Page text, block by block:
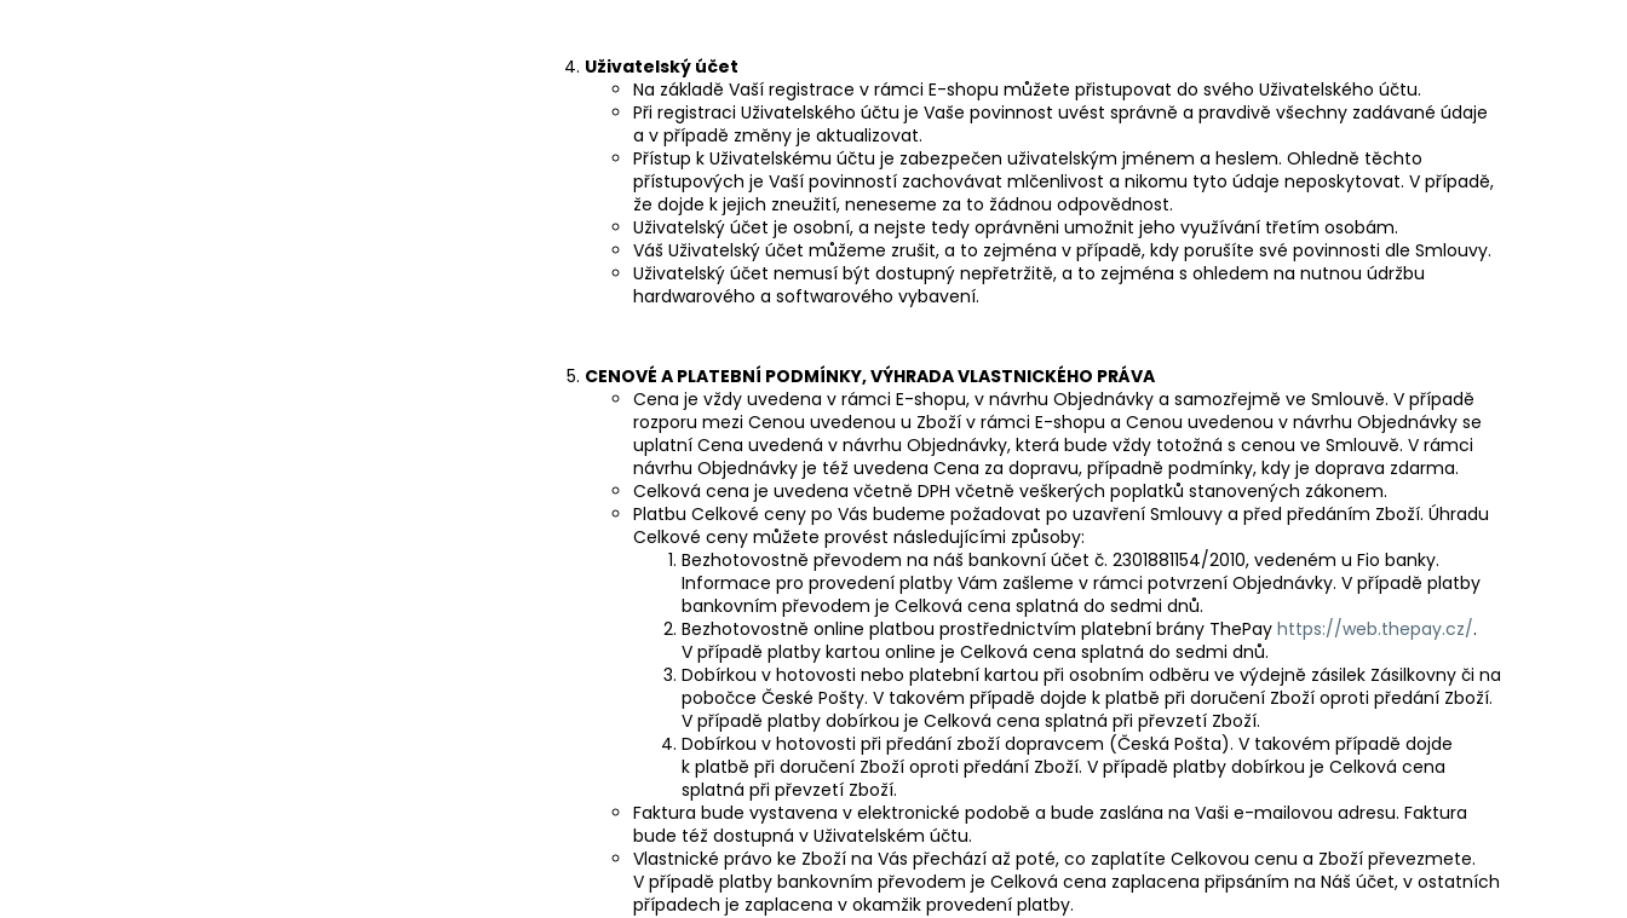
Uživatelský účet
Na základě Vaší registrace v rámci E-shopu můžete přistupovat do svého Uživatelského účtu.
Při registraci Uživatelského účtu je Vaše povinnost uvést správně a pravdivě všechny zadávané údaje
a v případě změny je aktualizovat.
Přístup k Uživatelskému účtu je zabezpečen uživatelským jménem a heslem. Ohledně těchto
přístupových je Vaší povinností zachovávat mlčenlivost a nikomu tyto údaje neposkytovat. V případě,
že dojde k jejich zneužití, neneseme za to žádnou odpovědnost.
Uživatelský účet je osobní, a nejste tedy oprávněni umožnit jeho využívání třetím osobám.
Váš Uživatelský účet můžeme zrušit, a to zejména v případě, kdy porušíte své povinnosti dle Smlouvy.
Uživatelský účet nemusí být dostupný nepřetržitě, a to zejména s ohledem na nutnou údržbu
hardwarového a softwarového vybavení.
CENOVÉ A PLATEBNÍ PODMÍNKY, VÝHRADA VLASTNICKÉHO PRÁVA
Cena je vždy uvedena v rámci E-shopu, v návrhu Objednávky a samozřejmě ve Smlouvě. V případě
rozporu mezi Cenou uvedenou u Zboží v rámci E-shopu a Cenou uvedenou v návrhu Objednávky se
uplatní Cena uvedená v návrhu Objednávky, která bude vždy totožná s cenou ve Smlouvě. V rámci
návrhu Objednávky je též uvedena Cena za dopravu, případně podmínky, kdy je doprava zdarma.
Celková cena je uvedena včetně DPH včetně veškerých poplatků stanovených zákonem.
Platbu Celkové ceny po Vás budeme požadovat po uzavření Smlouvy a před předáním Zboží. Úhradu
Celkové ceny můžete provést následujícími způsoby:
Bezhotovostně převodem na náš bankovní účet č. 2301881154/2010, vedeném u Fio banky.
Informace pro provedení platby Vám zašleme v rámci potvrzení Objednávky. V případě platby
bankovním převodem je Celková cena splatná do sedmi dnů.
Bezhotovostně online platbou prostřednictvím platební brány ThePay https://web.thepay.cz/.
V případě platby kartou online je Celková cena splatná do sedmi dnů.
Dobírkou v hotovosti nebo platební kartou při osobním odběru ve výdejně zásilek Zásilkovny či na
pobočce České Pošty. V takovém případě dojde k platbě při doručení Zboží oproti předání Zboží.
V případě platby dobírkou je Celková cena splatná při převzetí Zboží.
Dobírkou v hotovosti při předání zboží dopravcem (Česká Pošta). V takovém případě dojde
k platbě při doručení Zboží oproti předání Zboží. V případě platby dobírkou je Celková cena
splatná při převzetí Zboží.
Faktura bude vystavena v elektronické podobě a bude zaslána na Vaši e-mailovou adresu. Faktura
bude též dostupná v Uživatelském účtu.
Vlastnické právo ke Zboží na Vás přechází až poté, co zaplatíte Celkovou cenu a Zboží převezmete.
V případě platby bankovním převodem je Celková cena zaplacena připsáním na Náš účet, v ostatních
případech je zaplacena v okamžik provedení platby.